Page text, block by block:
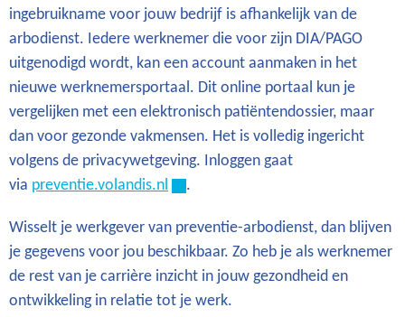
ingebruikname voor jouw bedrijf is afhankelijk van de
arbodienst. Iedere werknemer die voor zijn DIA/PAGO
uitgenodigd wordt, kan een account aanmaken in het
nieuwe werknemersportaal. Dit online portaal kun je
vergelijken met een elektronisch patiëntendossier, maar
dan voor gezonde vakmensen. Het is volledig ingericht
volgens de privacywetgeving. Inloggen gaat
via preventie.volandis.nl .
Wisselt je werkgever van preventie-arbodienst, dan blijven
je gegevens voor jou beschikbaar. Zo heb je als werknemer
de rest van je carrière inzicht in jouw gezondheid en
ontwikkeling in relatie tot je werk.